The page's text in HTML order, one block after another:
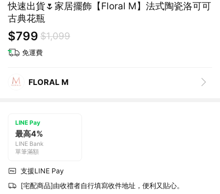
快速出貨🌷家居擺飾【Floral M】法式陶瓷洛可可
古典花瓶
$799 $1,099
免運費
FLORAL M
LINE Pay
最高4%
LINE Bank
單筆滿額
支援LINE Pay
[宅配商品]由收禮者自行填寫收件地址，便利又貼心。